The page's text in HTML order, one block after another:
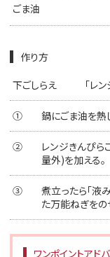
ごま油
作り方
下ごしらえ
「レ
① 鍋にごま油を熱
②
レンジきんぴ
量外)を加える。
③
煮立ったら「液
た万能ねぎをの
ワンポイントアド